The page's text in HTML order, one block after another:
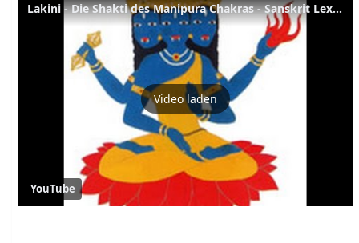
Lakini - Die Shakti des Manipura Chakras - Sanskrit Lexikon
Video laden
YouTube